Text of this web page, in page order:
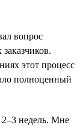
вопрос
этот процесс
полноценный
недель. Мне